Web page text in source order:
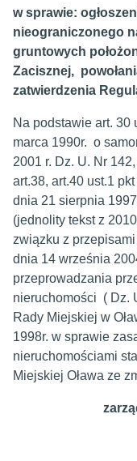
w sprawie:
nieograniczonego
gruntowych
Zacisznej,
zatwierdzenia
Na podstawie art. 30
marca 1990r. o
2001 r. Dz. U. Nr
art.38, art.40 ust.1
dnia 21 sierpnia
(jednolity tekst z
związku z
dnia 14 września
przeprowadzania
nieruchomości ( Dz.
Rady Miejskiej w
1998r. w sprawie
nieruchomościami
Miejskiej Oława ze